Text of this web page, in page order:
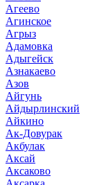
Агеево
Агинское
Агрыз
Адамовка
Адыгейск
Азнакаево
Азов
Айгунь
Айдырлинский
Айкино
Ак-Довурак
Акбулак
Аксай
Аксаково